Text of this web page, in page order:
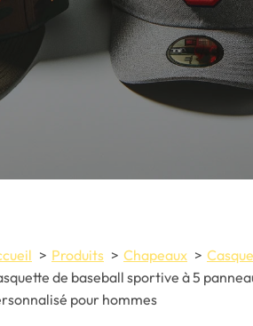
Produits Chapeaux
de baseball sportive à 5
pour hommes